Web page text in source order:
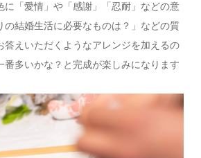
に「愛情」や「感謝」「忍耐」などの意
の結婚生活に必要なものは？」などの質
答えいただくようなアレンジを加えるの
番多いかな？と完成が楽しみになります